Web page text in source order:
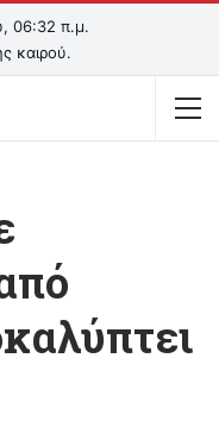
06:32 π.μ.
καιρού.